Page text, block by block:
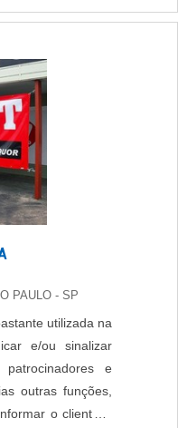
da bobina: 57mm, - Alimenta....
PAULO - SP
utilizada na
e/ou sinalizar
e
outras funções,
o cliente e